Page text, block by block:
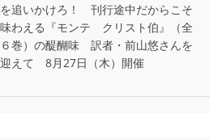
を追いかけろ！ 刊行途中だからこそ
味わえる『モンテ゠クリスト伯』（全
６巻）の醍醐味 訳者・前山悠さんを
迎えて 8月27日（木）開催